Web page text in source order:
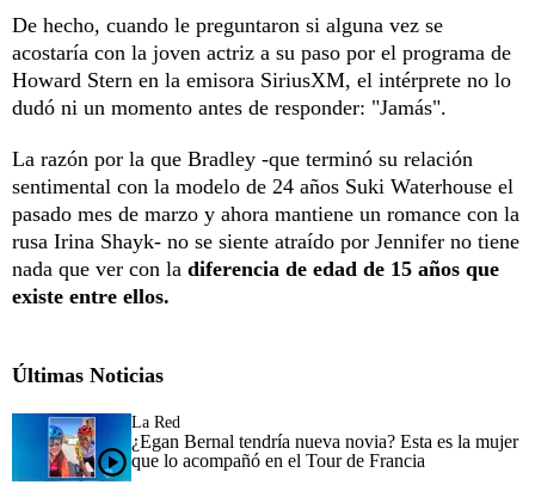
De hecho, cuando le preguntaron si alguna vez se
acostaría con la joven actriz a su paso por el programa de
Howard Stern en la emisora SiriusXM, el intérprete no lo
dudó ni un momento antes de responder: "Jamás".
La razón por la que Bradley -que terminó su relación
sentimental con la modelo de 24 años Suki Waterhouse el
pasado mes de marzo y ahora mantiene un romance con la
rusa Irina Shayk- no se siente atraído por Jennifer no tiene
nada que ver con la diferencia de edad de 15 años que
existe entre ellos.
Últimas Noticias
La Red
¿Egan Bernal tendría nueva novia? Esta es la mujer
que lo acompañó en el Tour de Francia